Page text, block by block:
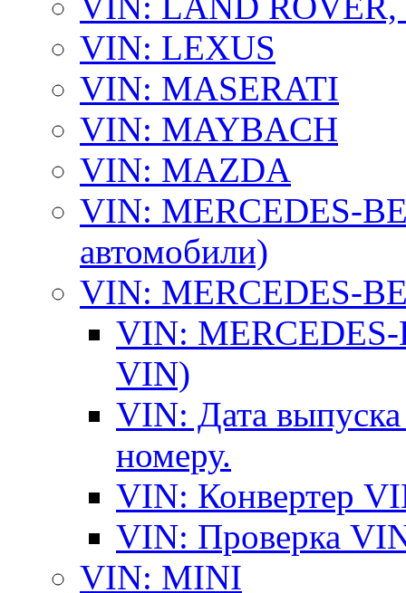
VIN: LEXUS
VIN: MASERATI
VIN: MAYBACH
VIN: MAZDA
VIN: MERCEDES-
автомобили)
VIN: MERCEDES-
VIN: MERCEDES-
VIN)
VIN: Дата
номеру.
VIN: Конвертер
VIN: Проверка
VIN: MINI